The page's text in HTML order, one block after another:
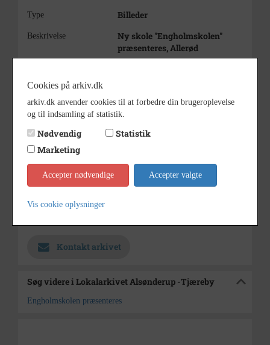
Type Billeder
Beskrivelse
Ny skole "Engholmskolen"
præsenteres, Allerød
Dateringsnote
Fotograf Jørgen Rubæk Hansen
Se på kort
Type
Enhed
Lynge Sogn (Allerød Kommune)
(1000-2050)
Arkiv
Kontakt arkivet
Søg videre i Lokalarkivet Alsønderup -Tjæreby
Engholmskolen præsenteres
Cookies på arkiv.dk
arkiv.dk anvender cookies til at forbedre din brugeroplevelse
og til indsamling af statistik.
Nødvendig
Statistik
Marketing
Accepter nødvendige Accepter valgte
Vis cookie oplysninger